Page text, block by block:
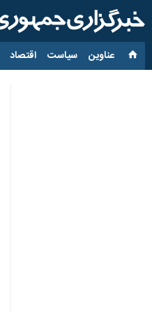
عناوین‌ سیاست اقتصاد